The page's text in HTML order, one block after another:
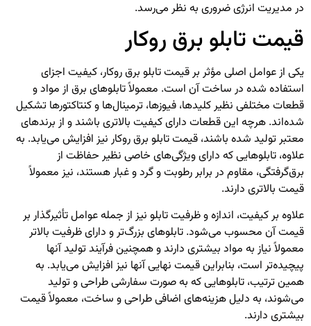
در مدیریت انرژی ضروری به نظر می‌رسد.
قیمت تابلو برق روکار
یکی از عوامل اصلی مؤثر بر قیمت تابلو برق روکار، کیفیت اجزای
استفاده شده در ساخت آن است. معمولاً تابلوهای برق از مواد و
قطعات مختلفی نظیر کلیدها، فیوزها، ترمینال‌ها و کنتاکتورها تشکیل
شده‌اند. هرچه این قطعات دارای کیفیت بالاتری باشند و از برندهای
معتبر تولید شده باشند، قیمت تابلو برق روکار نیز افزایش می‌یابد. به
علاوه، تابلوهایی که دارای ویژگی‌های خاصی نظیر حفاظت از
برق‌گرفتگی، مقاوم در برابر رطوبت و گرد و غبار هستند، نیز معمولاً
قیمت بالاتری دارند.
علاوه بر کیفیت، اندازه و ظرفیت تابلو نیز از جمله عوامل تأثیرگذار بر
قیمت آن محسوب می‌شود. تابلوهای بزرگ‌تر و دارای ظرفیت بالاتر
معمولاً نیاز به مواد بیشتری دارند و همچنین فرآیند تولید آنها
پیچیده‌تر است، بنابراین قیمت نهایی آنها نیز افزایش می‌یابد. به
همین ترتیب، تابلوهایی که به صورت سفارشی طراحی و تولید
می‌شوند، به دلیل هزینه‌های اضافی طراحی و ساخت، معمولاً قیمت
بیشتری دارند.